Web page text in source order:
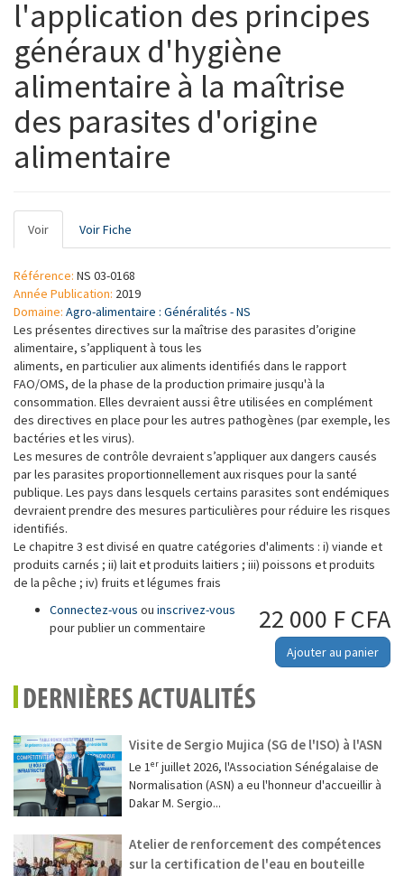
l'application des principes
généraux d'hygiène
alimentaire à la maîtrise
des parasites d'origine
alimentaire
Onglets
principaux
Voir (onglet
actif)
Voir Fiche
Référence: NS 03-0168
Année Publication: 2019
Domaine: Agro-alimentaire : Généralités - NS
Les présentes directives sur la maîtrise des parasites d’origine
alimentaire, s’appliquent à tous les
aliments, en particulier aux aliments identifiés dans le rapport
FAO/OMS, de la phase de la production primaire jusqu'à la
consommation. Elles devraient aussi être utilisées en complément
des directives en place pour les autres pathogènes (par exemple, les
bactéries et les virus).
Les mesures de contrôle devraient s’appliquer aux dangers causés
par les parasites proportionnellement aux risques pour la santé
publique. Les pays dans lesquels certains parasites sont endémiques
devraient prendre des mesures particulières pour réduire les risques
identifiés.
Le chapitre 3 est divisé en quatre catégories d'aliments : i) viande et
produits carnés ; ii) lait et produits laitiers ; iii) poissons et produits
de la pêche ; iv) fruits et légumes frais
22 000 F CFA
Ajouter au panier
Connectez-vous ou inscrivez-vous
pour publier un commentaire
DERNIÈRES ACTUALITÉS
Visite de Sergio Mujica (SG de l'ISO) à l'ASN
Le 1ᵉʳ juillet 2026, l'Association Sénégalaise de
Normalisation (ASN) a eu l'honneur d'accueillir à
Dakar M. Sergio...
Atelier de renforcement des compétences
sur la certification de l'eau en bouteille